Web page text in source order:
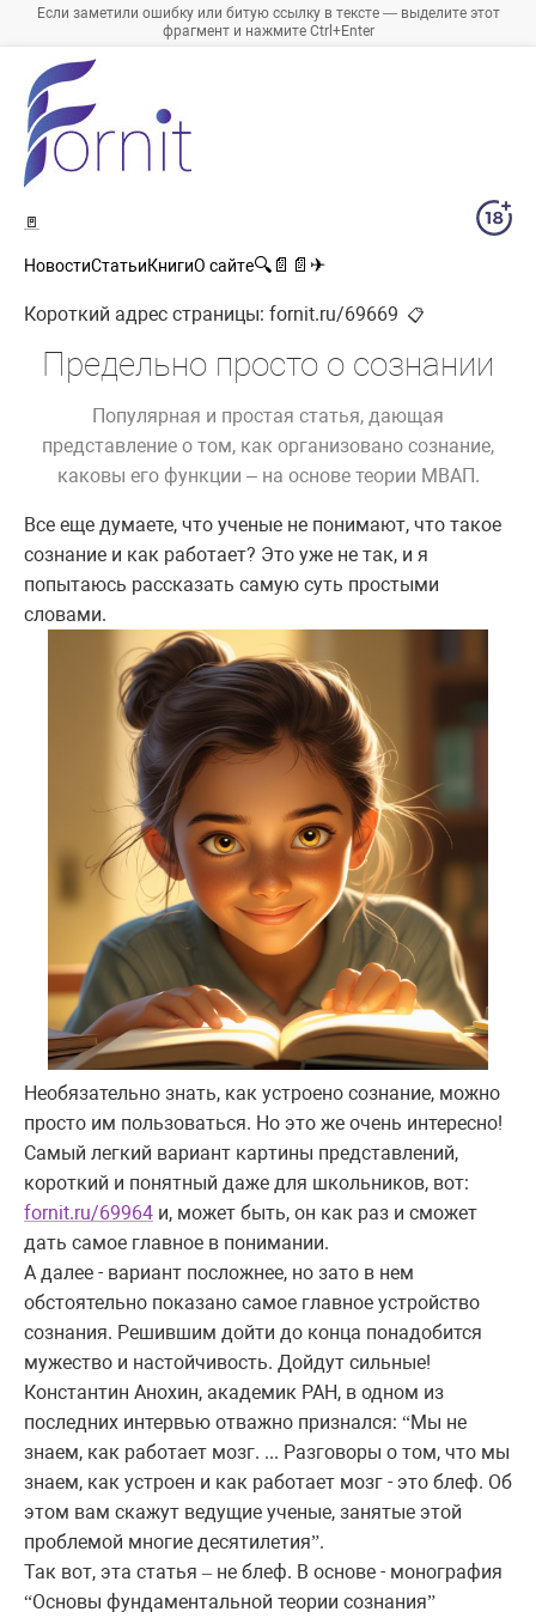
Если заметили ошибку или битую ссылку в тексте — выделите этот
фрагмент и нажмите Ctrl+Enter
🚪
НовостиСтатьиКнигиО сайте🔍 📄 📄 ✈
Короткий адрес страницы: fornit.ru/69669 📋
Предельно просто о сознании
Популярная и простая статья, дающая
представление о том, как организовано сознание,
каковы его функции – на основе теории МВАП.
Все еще думаете, что ученые не понимают, что такое
сознание и как работает? Это уже не так, и я
попытаюсь рассказать самую суть простыми
словами.
Необязательно знать, как устроено сознание, можно
просто им пользоваться. Но это же очень интересно!
Самый легкий вариант картины представлений,
короткий и понятный даже для школьников, вот:
fornit.ru/69964 и, может быть, он как раз и сможет
дать самое главное в понимании.
А далее - вариант посложнее, но зато в нем
обстоятельно показано самое главное устройство
сознания. Решившим дойти до конца понадобится
мужество и настойчивость. Дойдут сильные!
Константин Анохин, академик РАН, в одном из
последних интервью отважно признался: “Мы не
знаем, как работает мозг. ... Разговоры о том, что мы
знаем, как устроен и как работает мозг - это блеф. Об
этом вам скажут ведущие ученые, занятые этой
проблемой многие десятилетия”.
Так вот, эта статья – не блеф. В основе - монография
“Основы фундаментальной теории сознания”